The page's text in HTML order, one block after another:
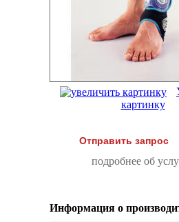
картинку
Отправить запрос
подробнее об
Информация о